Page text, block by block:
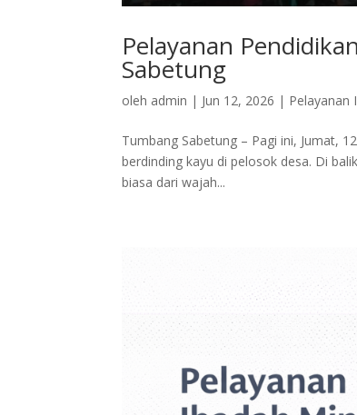
Pelayanan
Sabetung
oleh admin | Jun 12, 2026 | Pelayanan
Tumbang Sabetung – Pagi ini, Jumat,
berdinding kayu di pelosok desa. Di
biasa dari wajah...